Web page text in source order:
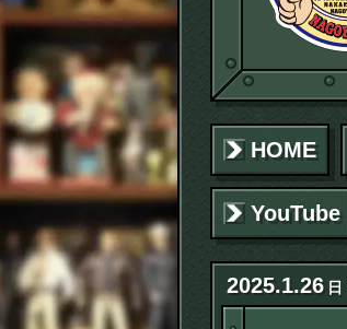
HOME
YouTube
2025.1.26 日